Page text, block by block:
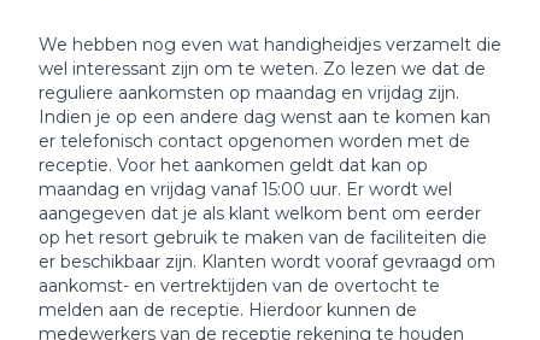
We hebben nog even wat handigheidjes verzamelt die
wel interessant zijn om te weten. Zo lezen we dat de
reguliere aankomsten op maandag en vrijdag zijn.
Indien je op een andere dag wenst aan te komen kan
er telefonisch contact opgenomen worden met de
receptie. Voor het aankomen geldt dat kan op
maandag en vrijdag vanaf 15:00 uur. Er wordt wel
aangegeven dat je als klant welkom bent om eerder
op het resort gebruik te maken van de faciliteiten die
er beschikbaar zijn. Klanten wordt vooraf gevraagd om
aankomst- en vertrektijden van de overtocht te
melden aan de receptie. Hierdoor kunnen de
medewerkers van de receptie rekening te houden